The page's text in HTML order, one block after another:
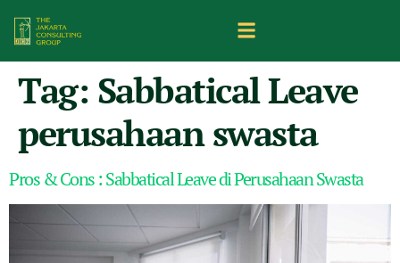
Tag: Sabbatical Leave
perusahaan swasta
Pros & Cons : Sabbatical Leave di Perusahaan Swasta